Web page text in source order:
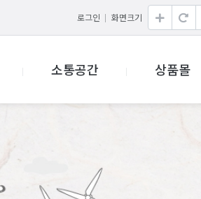
로그인 화면크기
소통공간 상품몰